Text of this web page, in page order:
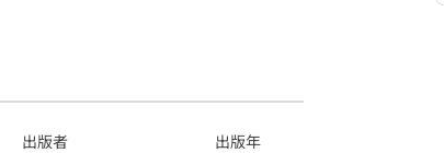
出版者 出版年